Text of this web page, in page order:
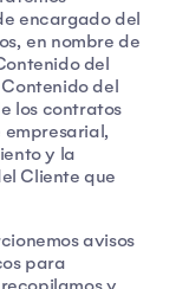
encargado del
en nombre de
del
del
los contratos
empresarial,
y la
Cliente que
avisos
para